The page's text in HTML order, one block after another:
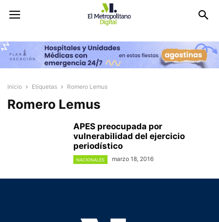
Inicio Etiquetas Romero Lemus
Romero Lemus
APES preocupada por
vulnerabilidad del ejercicio
periodístico
NACIONALES marzo 18, 2016